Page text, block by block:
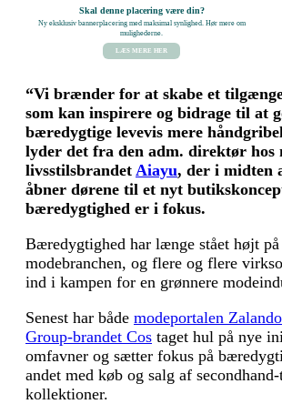
Skal denne placering være din?
Ny eksklusiv bannerplacering med maksimal synlighed. Hør mere om
mulighederne.
LÆS MERE HER
“Vi brænder for at skabe et
som kan inspirere og bidrage til at
bæredygtige levevis mere
lyder det fra den adm. direktør hos
livsstilsbrandet Aiayu, der i midten
åbner dørene til et nyt
bæredygtighed er i fokus.
Bæredygtighed har længe stået højt på
modebranchen, og flere og flere
ind i kampen for en grønnere
Senest har både modeportalen Zalando
Group-brandet Cos taget hul på nye
omfavner og sætter fokus på
andet med køb og salg af
kollektioner.